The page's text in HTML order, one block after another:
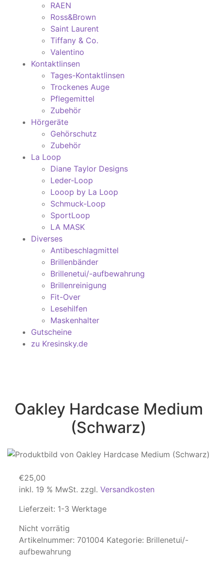
RAEN
Ross&Brown
Saint Laurent
Tiffany & Co.
Valentino
Kontaktlinsen
Tages-Kontaktlinsen
Trockenes Auge
Pflegemittel
Zubehör
Hörgeräte
Gehörschutz
Zubehör
La Loop
Diane Taylor Designs
Leder-Loop
Looop by La Loop
Schmuck-Loop
SportLoop
LA MASK
Diverses
Antibeschlagmittel
Brillenbänder
Brillenetui/-aufbewahrung
Brillenreinigung
Fit-Over
Lesehilfen
Maskenhalter
Gutscheine
zu Kresinsky.de
Oakley Hardcase Medium
(Schwarz)
€25,00
inkl. 19 % MwSt. zzgl. Versandkosten
Lieferzeit: 1-3 Werktage
Nicht vorrätig
Artikelnummer: 701004 Kategorie: Brillenetui/-
aufbewahrung